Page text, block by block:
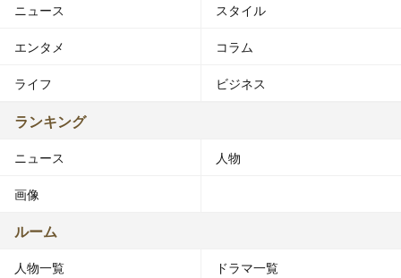
ニュース スタイル
エンタメ コラム
ライフ ビジネス
ランキング
ニュース 人物
画像
ルーム
人物一覧 ドラマ一覧